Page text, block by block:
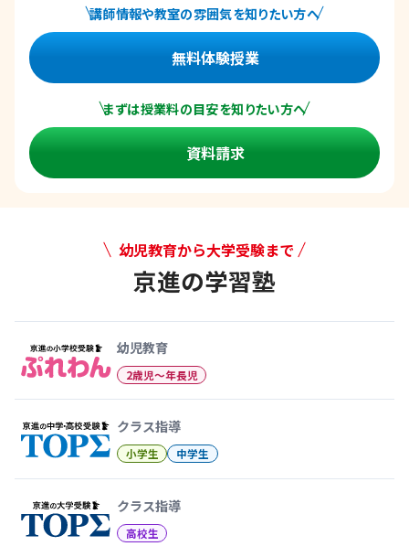
講師情報や教室の雰囲気を知りたい方へ
無料体験授業
まずは授業料の目安を知りたい方へ
資料請求
幼児教育から大学受験まで
京進の学習塾
幼児教育
2歳児〜年長児
クラス指導
小学生 中学生
クラス指導
高校生